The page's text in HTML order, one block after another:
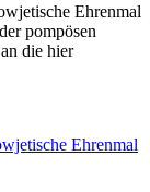
Ehrenmal
pompösen
die hier
Ehrenmal